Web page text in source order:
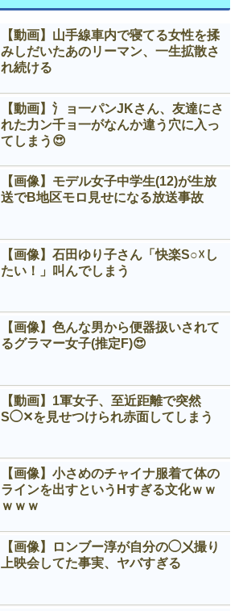
【動画】山手線車内で寝てる女性を揉
みしだいたあのリーマン、一生拡散さ
れ続ける
【動画】氵ョ一パンJKさん、友達にさ
れた力ン千ョ一がなんか違う穴に入っ
てしまう😍
【画像】モデル女子中学生(12)が生放
送でB地区モロ見せになる放送事故
【画像】石田ゆり子さん「快楽S○☓し
たい！」叫んでしまう
【画像】色んな男から便器扱いされて
るグラマー女子(推定F)😍
【動画】1軍女子、至近距離で突然
S◯✕を見せつけられ赤面してしまう
【画像】小さめのチャイナ服着て体の
ラインを出すというНすぎる文化ｗｗ
ｗｗｗ
【画像】ロンブー淳が自分の◯㐅撮り
上映会してた事実、ヤバすぎる